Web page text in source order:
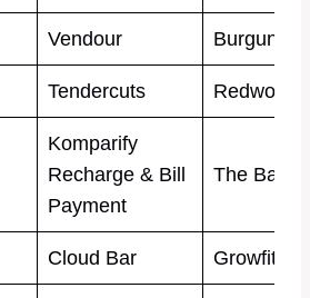
Vendour
Tendercuts Redwolf
Komparify
Recharge & Bill
Payment
The Bag
Cloud Bar Growfit